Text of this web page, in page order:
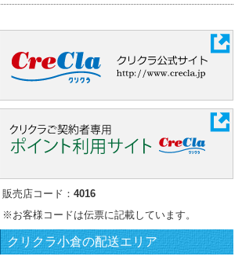
販売店コード： 4016
※お客様コードは伝票に記載しています。
クリクラ小倉の配送エリア